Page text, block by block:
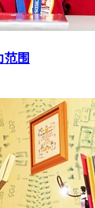
范围